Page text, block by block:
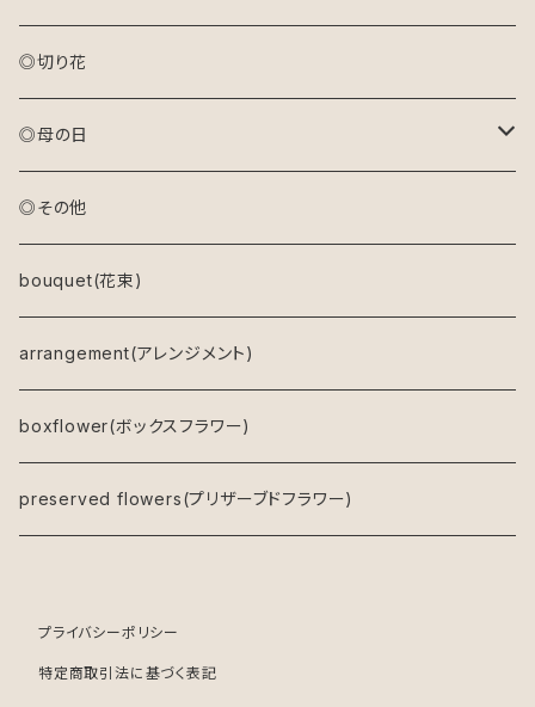
◎切り花
◎母の日
アレンジメント(生花)
アレンジメント(プリザーブドフラワー)
ドライフラワーリース
キャンバスフラワー
鉢物
◎その他
bouquet(花束)
arrangement(アレンジメント)
boxflower(ボックスフラワー)
preserved flowers(プリザーブドフラワー)
プライバシーポリシー
特定商取引法に基づく表記